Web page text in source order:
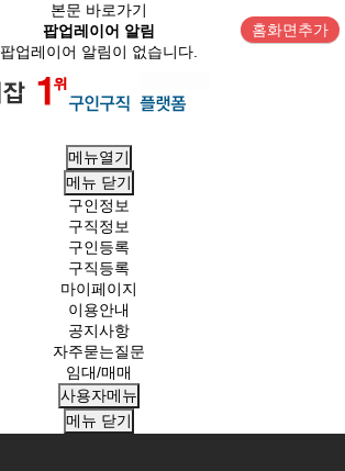
본문 바로가기
팝업레이어 알림
팝업레이어 알림이 없습니다.
홈화면추가
메뉴열기
메뉴 닫기
구인정보
구직정보
구인등록
구직등록
마이페이지
이용안내
공지사항
자주묻는질문
임대/매매
사용자메뉴
메뉴 닫기